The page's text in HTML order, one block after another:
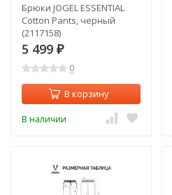
Брюки JOGEL ESSENTIAL
Cotton Pants, черный
(2117158)
5 499 ₽
0
В корзину
В наличии